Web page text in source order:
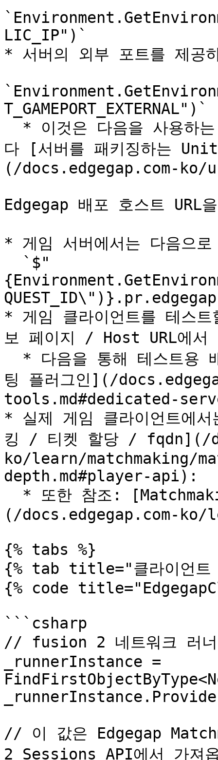
LIC_IP")`
* 서버의 외부 포트를 제공
T_GAMEPORT_EXTERNAL")`
다 [서버를 패키징하는
(/docs.edgegap.com-
Edgegap 배포 호스트 URL
* 게임 서버에서는 다음으
* 게임 클라이언트를 테스
보 페이지 / Host URL에서
팅 플러그인](/
tools.md#dedicated-
* 실제 게임 클라이언트에
킹 / 티켓 할당 / fqdn](/
ko/learn/matchmaking/
depth.md#player-api):
(/docs.edgegap.com-ko/
{% tabs %}
{% tab title="클라이언트
{% code
```csharp
// fusion 2 네트워크 러너
_runnerInstance =
// 이 값은 Edgegap
2 Sessions API에서 가져